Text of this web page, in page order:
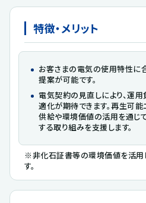
特徴・メリット
お客さまの電気の使用特性に
提案が可能です。
電気契約の見直しにより、運
適化が期待できます。再生可
供給や環境価値の活用を通じ
する取り組みを支援します。
※非化石証書等の環境価値を活用
す。